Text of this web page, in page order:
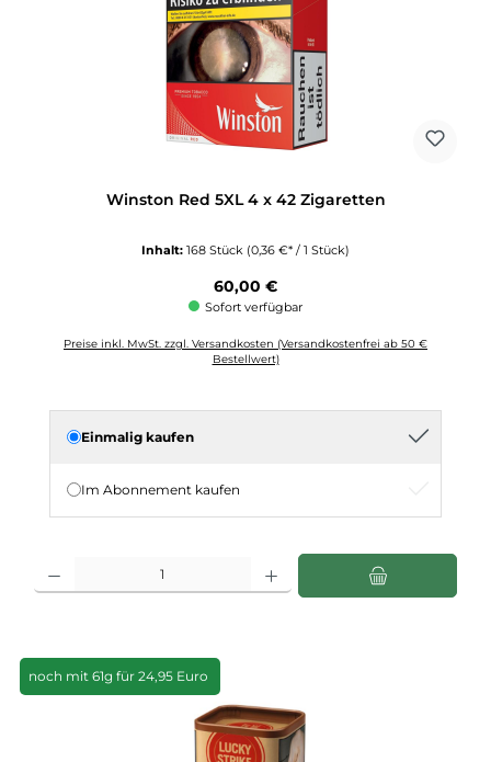
Winston Red 5XL 4 x 42 Zigaretten
Inhalt: 168 Stück (0,36 €* / 1 Stück)
Regulärer Preis:
60,00 €
Sofort verfügbar
Preise inkl. MwSt. zzgl. Versandkosten (Versandkostenfrei ab 50 €
Bestellwert)
Einmalig kaufen
Im Abonnement kaufen
Produkt Anzahl: Gib den gewünschten Wert ein oder benutze die Schaltflächen
noch mit 61g für 24,95 Euro